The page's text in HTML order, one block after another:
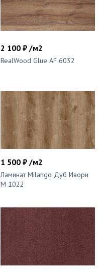
2 100 ₽ /м2
RealWood Glue AF 6032
1 500 ₽ /м2
Ламинат Milango Дуб Ивори
M 1022